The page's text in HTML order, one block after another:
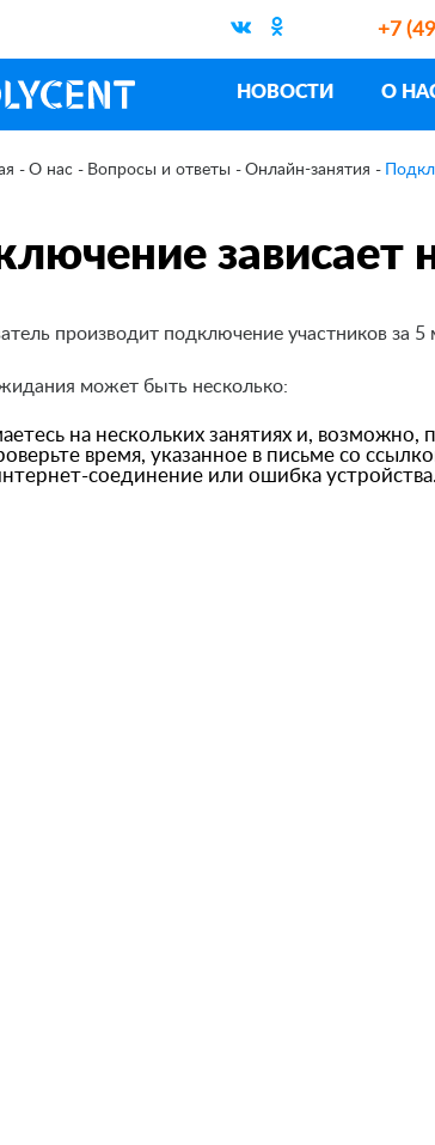
+7
НОВОСТИ О
О нас Вопросы и ответы Онлайн-занятия
зависает
производит подключение участников за
может быть несколько:
на нескольких занятиях и,
время, указанное в письме со
соединение или ошибка